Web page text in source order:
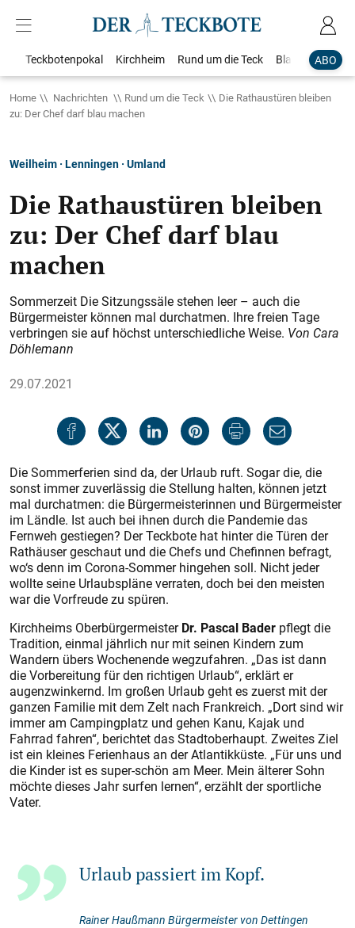
ABO
Teckbotenpokal Kirchheim Rund um die Teck Blaulicht
Home Nachrichten Rund um die Teck
Die Rathaustüren bleiben
zu: Der Chef darf blau machen
Weilheim · Lenningen · Umland
Die Rathaustüren bleiben
zu: Der Chef darf blau
machen
Sommerzeit Die Sitzungssäle stehen leer – auch die
Bürgermeister können mal durchatmen. Ihre freien Tage
verbringen sie auf höchst unterschiedliche Weise. Von Cara
Döhlemann
29.07.2021
Die Sommerferien sind da, der Urlaub ruft. Sogar die, die
sonst immer zuverlässig die Stellung halten, können jetzt
mal durchatmen: die Bürgermeisterinnen und Bürgermeister
im Ländle. Ist auch bei ihnen durch die Pandemie das
Fernweh gestiegen? Der Teckbote hat hinter die Türen der
Rathäuser geschaut und die Chefs und Chefinnen befragt,
wo‘s denn im Corona-Sommer hingehen soll. Nicht jeder
wollte seine Urlaubspläne verraten, doch bei den meisten
war die Vorfreude zu spüren.
Kirchheims OberbürgermeisterDr. Pascal Bader pflegt die
Tradition, einmal jährlich nur mit seinen Kindern zum
Wandern übers Wochenende wegzufahren. „Das ist dann
die Vorbereitung für den richtigen Urlaub“, erklärt er
augenzwinkernd. Im großen Urlaub geht es zuerst mit der
ganzen Familie mit dem Zelt nach Frankreich. „Dort sind wir
immer am Campingplatz und gehen Kanu, Kajak und
Fahrrad fahren“, berichtet das Stadtoberhaupt. Zweites Ziel
ist ein kleines Ferienhaus an der Atlantikküste. „Für uns und
die Kinder ist es super-schön am Meer. Mein älterer Sohn
möchte dieses Jahr surfen lernen“, erzählt der sportliche
Vater.
Urlaub passiert im Kopf.
Rainer Haußmann Bürgermeister von Dettingen